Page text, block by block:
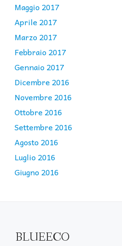
Maggio 2017
Aprile 2017
Marzo 2017
Febbraio 2017
Gennaio 2017
Dicembre 2016
Novembre 2016
Ottobre 2016
Settembre 2016
Agosto 2016
Luglio 2016
Giugno 2016
BLUEECO